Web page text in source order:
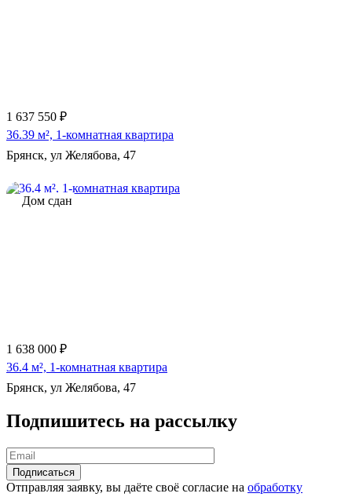
1 637 550 ₽
36.39 м², 1-комнатная квартира
Брянск, ул Желябова, 47
Дом сдан
1 638 000 ₽
36.4 м², 1-комнатная квартира
Брянск, ул Желябова, 47
Подпишитесь на рассылку
Отправляя заявку, вы даёте своё согласие на обработку